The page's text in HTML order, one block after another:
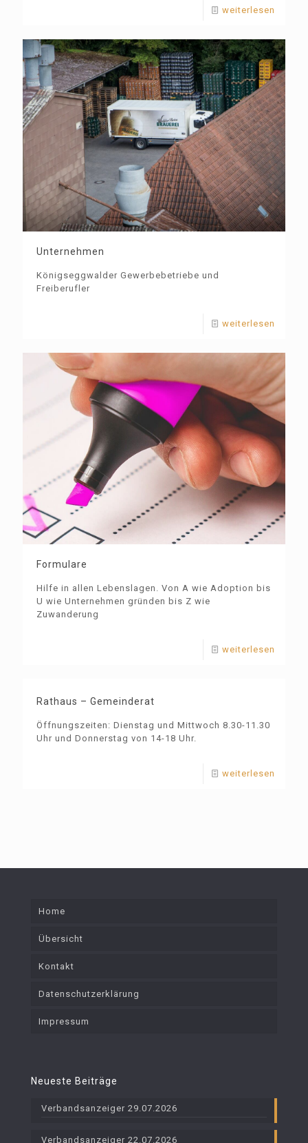
weiterlesen
Unternehmen
Königseggwalder Gewerbebetriebe und
Freiberufler
weiterlesen
Formulare
Hilfe in allen Lebenslagen. Von A wie Adoption bis
U wie Unternehmen gründen bis Z wie
Zuwanderung
weiterlesen
Rathaus – Gemeinderat
Öffnungszeiten: Dienstag und Mittwoch 8.30-11.30
Uhr und Donnerstag von 14-18 Uhr.
weiterlesen
Home
Übersicht
Kontakt
Datenschutzerklärung
Impressum
Neueste Beiträge
Verbandsanzeiger 29.07.2026
Verbandsanzeiger 22.07.2026